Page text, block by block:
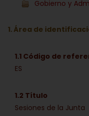
Gobierno y
1. Área de
1.1 Código de
ES
1.2 Título
Sesiones de la Junta